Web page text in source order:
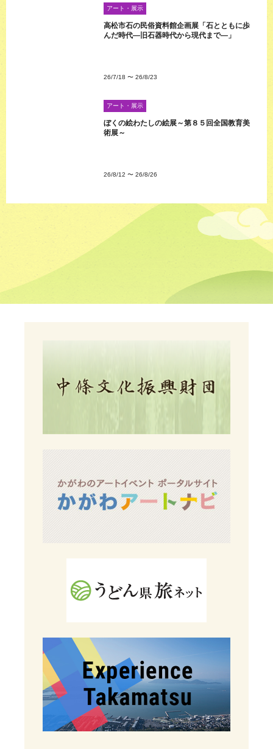
アート・展示
高松市石の民俗資料館企画展「石とともに歩
んだ時代―旧石器時代から現代まで―」
26/7/18 〜 26/8/23
アート・展示
ぼくの絵わたしの絵展～第８５回全国教育美
術展～
26/8/12 〜 26/8/26